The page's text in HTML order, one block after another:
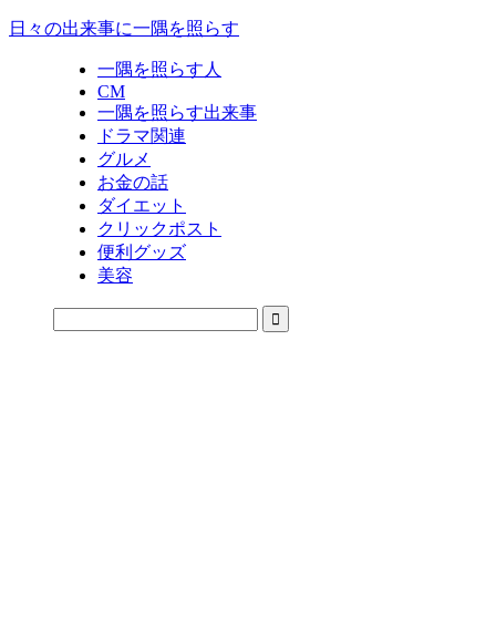
日々の出来事に一隅を照らす
一隅を照らす人
CM
一隅を照らす出来事
ドラマ関連
グルメ
お金の話
ダイエット
クリックポスト
便利グッズ
美容